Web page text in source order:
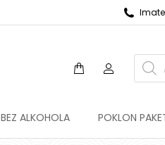
BEZ ALKOHOLA POKLON